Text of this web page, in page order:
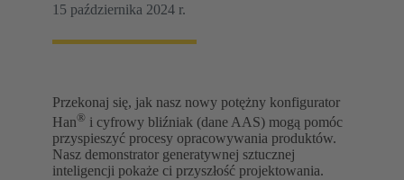
15 października 2024 r.
Przekonaj się, jak nasz nowy potężny konfigurator
Han® i cyfrowy bliźniak (dane AAS) mogą pomóc
przyspieszyć procesy opracowywania produktów.
Nasz demonstrator generatywnej sztucznej
inteligencji pokaże ci przyszłość projektowania.